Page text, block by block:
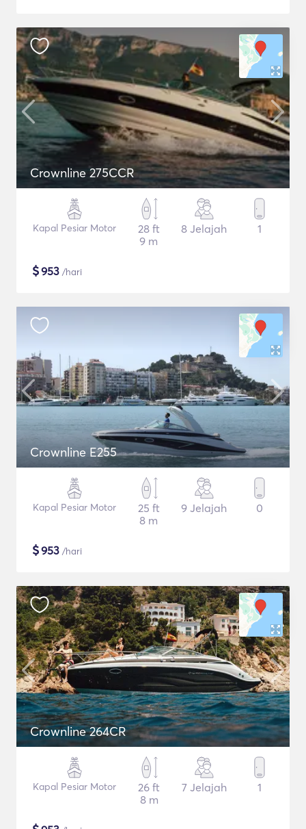
Crownline 275CCR
Kapal Pesiar Motor
28 ft
9 m
8 Jelajah 1
$953 /hari
Crownline E255
Kapal Pesiar Motor
25 ft
8 m
9 Jelajah 0
$953 /hari
Crownline 264CR
Kapal Pesiar Motor
26 ft
8 m
7 Jelajah 1